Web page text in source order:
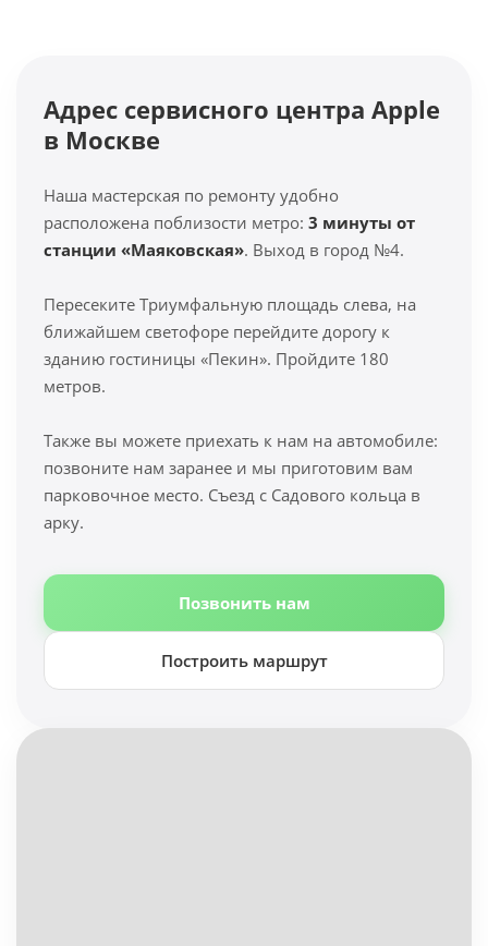
Адрес сервисного центра Apple
в Москве
Наша мастерская по ремонту удобно
расположена поблизости метро: 3 минуты от
станции «Маяковская». Выход в город №4.
Пересеките Триумфальную площадь слева, на
ближайшем светофоре перейдите дорогу к
зданию гостиницы «Пекин». Пройдите 180
метров.
Также вы можете приехать к нам на автомобиле:
позвоните нам заранее и мы приготовим вам
парковочное место. Съезд с Садового кольца в
арку.
Позвонить нам
Построить маршрут